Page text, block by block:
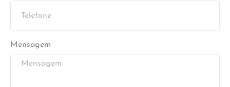
Mensagem